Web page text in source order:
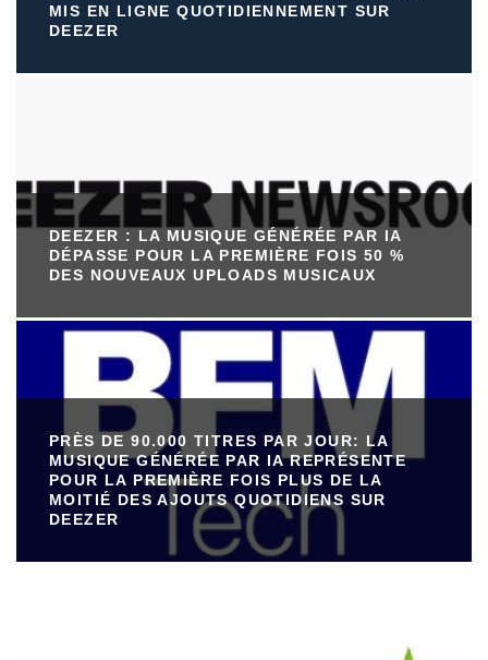
MIS EN LIGNE QUOTIDIENNEMENT SUR
DEEZER
DEEZER : LA MUSIQUE GÉNÉRÉE PAR IA
DÉPASSE POUR LA PREMIÈRE FOIS 50 %
DES NOUVEAUX UPLOADS MUSICAUX
PRÈS DE 90.000 TITRES PAR JOUR: LA
MUSIQUE GÉNÉRÉE PAR IA REPRÉSENTE
POUR LA PREMIÈRE FOIS PLUS DE LA
MOITIÉ DES AJOUTS QUOTIDIENS SUR
DEEZER